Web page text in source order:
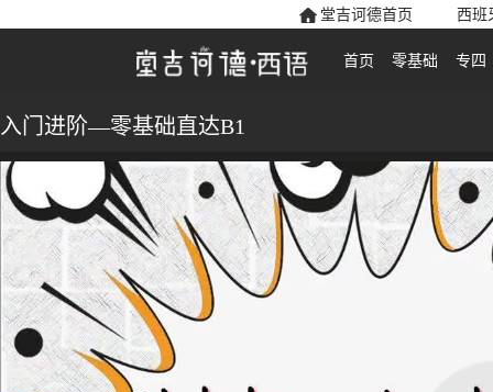
堂吉诃德首页 西班
首页 零基础 专四
入门进阶—零基础直达B1